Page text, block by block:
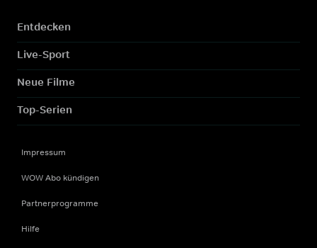
Entdecken
Live-Sport
Neue Filme
Top-Serien
Impressum
WOW Abo kündigen
Partnerprogramme
Hilfe